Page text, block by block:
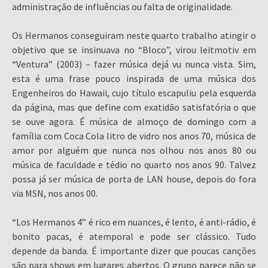
administração de influências ou falta de originalidade.
Os Hermanos conseguiram neste quarto trabalho atingir o
objetivo que se insinuava no “Bloco”, virou leitmotiv em
“Ventura” (2003) – fazer música dejá vu nunca vista. Sim,
esta é uma frase pouco inspirada de uma música dos
Engenheiros do Hawaii, cujo título escapuliu pela esquerda
da página, mas que define com exatidão satisfatória o que
se ouve agora. É música de almoço de domingo com a
família com Coca Cola litro de vidro nos anos 70, música de
amor por alguém que nunca nos olhou nos anos 80 ou
música de faculdade e tédio no quarto nos anos 90. Talvez
possa já ser música de porta de LAN house, depois do fora
via MSN, nos anos 00.
“Los Hermanos 4” é rico em nuances, é lento, é anti-rádio, é
bonito pacas, é atemporal e pode ser clássico. Tudo
depende da banda. É importante dizer que poucas canções
são para shows em lugares abertos. O grupo parece não se